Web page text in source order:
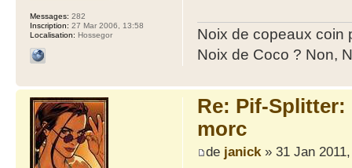
Noix de copeaux coin
Noix de Coco ? Non,
Messages: 282
Inscription: 27 Mar 2006, 13:58
Localisation: Hossegor
Re: Pif-
morc
de janick» 31 Jan